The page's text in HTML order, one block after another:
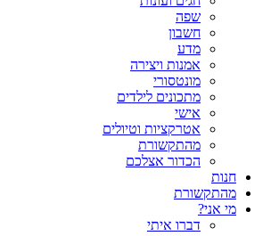
שפה
חשבון
מדע
אמנות ויצירה
מונטסורי
מתכונים לילדים
אישי
אטרקציות וטיולים
מהתקשורת
הכדור אצלכם
חנות
מהתקשורת
מי אני?
דברו איתי